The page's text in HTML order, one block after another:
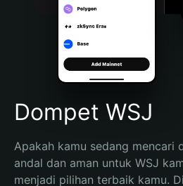
Português (Brasil)
Español (Argentina)
Dompet WSJ
Apakah kamu sedang mencari
andal dan aman untuk WSJ
menjadi pilihan terbaik kamu.